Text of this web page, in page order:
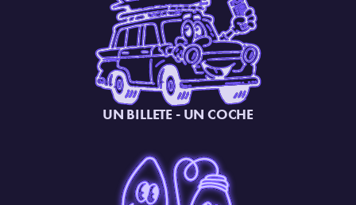
UN BILLETE - UN COCHE